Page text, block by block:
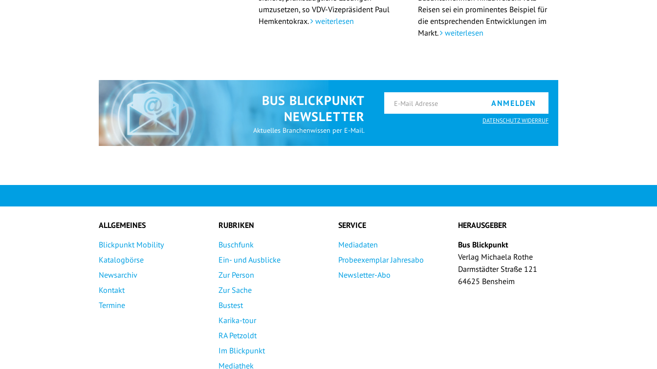
umzusetzen, so VDV-Vizepräsident Paul
Hemkentokrax. weiterlesen
Reisen sei ein prominentes Beispiel für
die entsprechenden Entwicklungen im
Markt. weiterlesen
BUS BLICKPUNKT
NEWSLETTER
Aktuelles Branchenwissen per E-Mail.
ANMELDEN
DATENSCHUTZ WIDERRUF
ALLGEMEINES
Blickpunkt Mobility
Katalogbörse
Newsarchiv
Kontakt
Termine
RUBRIKEN
Buschfunk
Ein- und Ausblicke
Zur Person
Zur Sache
Bustest
Karika-tour
RA Petzoldt
Im Blickpunkt
Mediathek
SERVICE
Mediadaten
Probeexemplar Jahresabo
Newsletter-Abo
HERAUSGEBER
Bus Blickpunkt
Verlag Michaela Rothe
Darmstädter Straße 121
64625 Bensheim